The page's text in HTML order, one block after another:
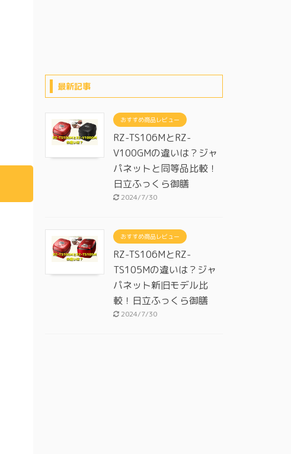
最新記事
おすすめ商品レビュー
RZ-TS106MとRZ-
V100GMの違いは？ジャ
パネットと同等品比較！
日立ふっくら御膳
2024/7/30
おすすめ商品レビュー
RZ-TS106MとRZ-
TS105Mの違いは？ジャ
パネット新旧モデル比
較！日立ふっくら御膳
2024/7/30